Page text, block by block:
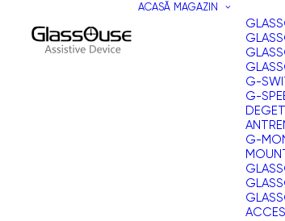
ACASĂ MAGAZIN
G-
G-
G-